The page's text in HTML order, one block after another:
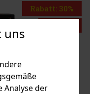
uns
Analyse der